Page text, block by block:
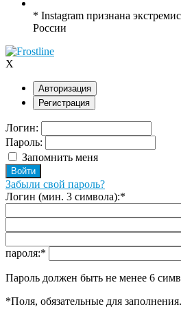
* Instagram признана
России
X
Авторизация
Регистрация
Логин:
Пароль:
Запомнить меня
Забыли свой пароль?
Логин (мин. 3 символа):*
пароля:*
Пароль должен быть не менее 6
*Поля, обязательные для заполнения.